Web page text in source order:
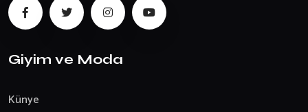
Giyim ve Moda
Künye